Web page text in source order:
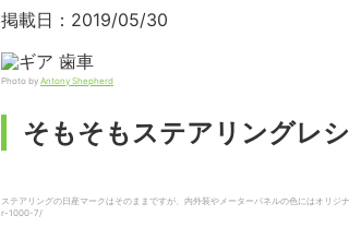
掲載日：2019/05/30
Photo by Antony Shepherd
そもそもステアリングレ
ステアリングの日産マークはそのままですが、内外装やメーターパネルの色には
r-1000-7/